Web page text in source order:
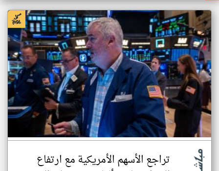
تراجع الأسهم الأمريكية مع ارتفاع